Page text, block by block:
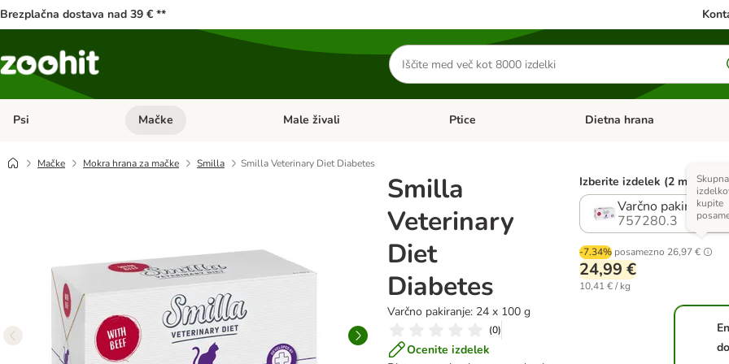
Brezplačna dostava nad 39 € **
Iskanje
izdelkov
Psi Odprite meni kategorij: Psi
Mačke Odprite meni kategorij: Mačke
Male živali Odprite meni kategorij: Male živali
Ptice Odprite meni kategorij: Ptice
Dietna hrana
Mačke Mokra hrana za mačke Smilla Smilla Veterinary Diet Diabetes
Smilla
Veterinary
Diet
Diabetes
Varčno pakiranje: 24 x 100 g
(0)
Ocenite izdelek
Izberite izdelek (2 možnosti)
Varčno pakiranje:
757280.3
-7.34% posamezno 26,97 €
kupite
24,99 €
10,41 € / kg